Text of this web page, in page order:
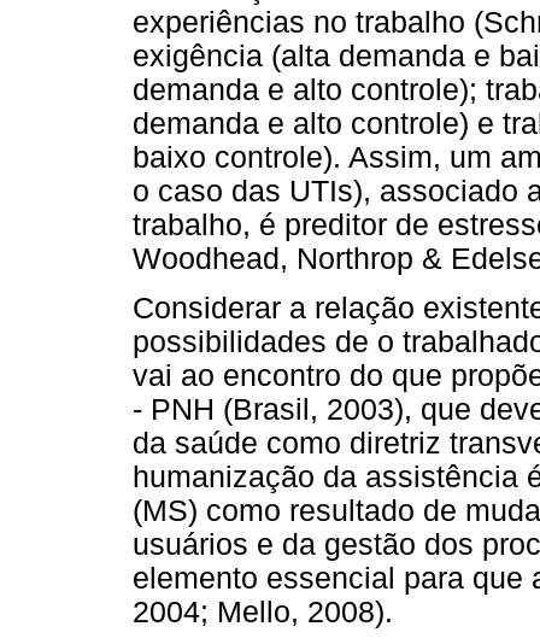
experiências no trabalho
exigência (alta demanda e
demanda e alto controle);
demanda e alto controle) e
baixo controle). Assim, um
o caso das UTIs), associado
trabalho, é preditor de
Woodhead, Northrop &
Considerar a relação
possibilidades de o
vai ao encontro do que
- PNH (Brasil, 2003), que
da saúde como diretriz
humanização da assistência
(MS) como resultado de
usuários e da gestão dos
elemento essencial para que
2004; Mello, 2008).